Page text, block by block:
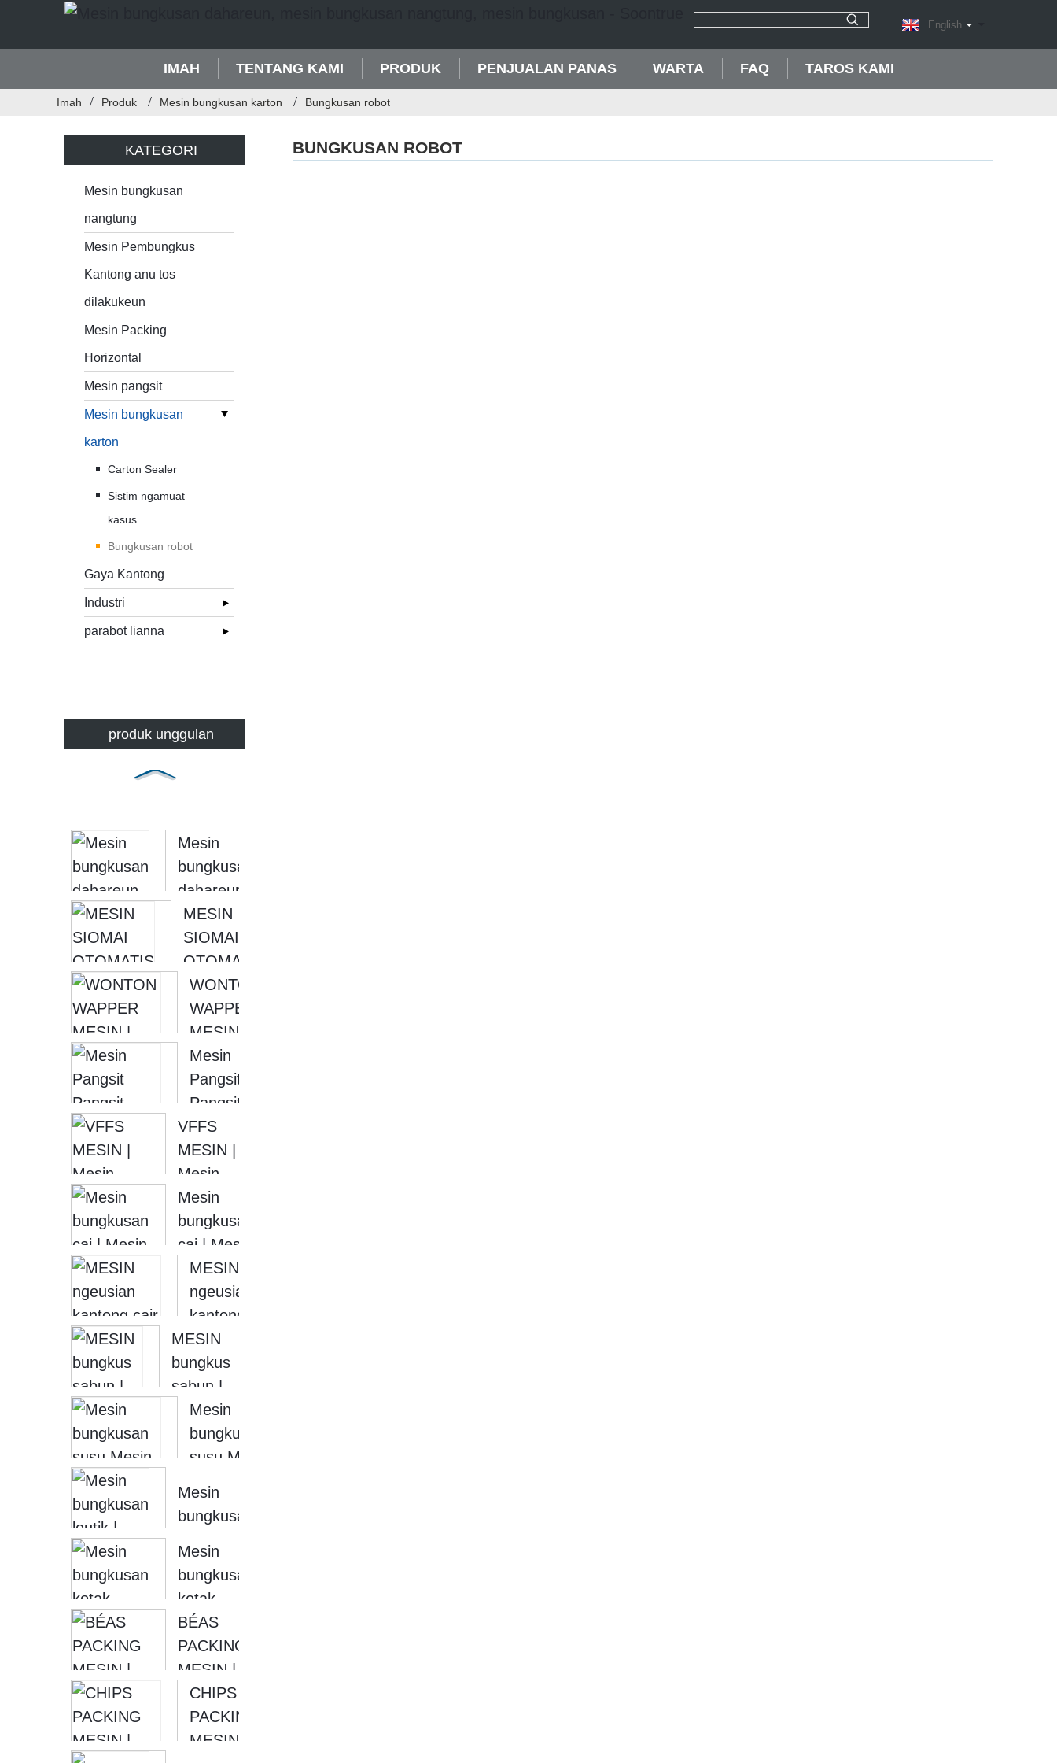
English
IMAH TENTANG KAMI PRODUK PENJUALAN PANAS WARTA FAQ TAROS KAMI
Imah Produk Mesin bungkusan karton Bungkusan robot
KATEGORI
Mesin bungkusan
nangtung
Mesin Pembungkus
Kantong anu tos
dilakukeun
Mesin Packing
Horizontal
Mesin pangsit
Mesin bungkusan
karton
Carton Sealer
Sistim ngamuat
kasus
Bungkusan robot
Gaya Kantong
Industri
parabot lianna
produk unggulan
Mesin
bungkusan
dahareun
beku |
Bungkus
pangsit
MA...
MESIN
SIOMAI
OTOMATIS
| SIOMAI
WRAPPER
MAC...
WONTON
WAPPER
MESIN |
MESIN
PEMBUAT
WONTON
[
GEURA...
Mesin
Pangsit
Pangsit
Wangun
Rok
Renda [
...
VFFS
MESIN |
Mesin
bungkusan
dahareun
Mesin
bungkusan
cai | Mesin
bungkusan
cair geura-
giru
MESIN
ngeusian
kantong
cair |
MESIN
ngeusian
cai...
MESIN
bungkus
sabun |
MESIN
PACKING
HORIZONTAL
Mesin
bungkusan
susu Mesin
SOONTRUE
Mesin
bungkusan
PACKING
KAdaharan
Mesin
bungkusan
kotak
otomatis |
CARTON
PACKING
MESIN
BÉAS
PACKING
MESIN |
Mesin
bungkusan
vakum
CHIPS
PACKING
MESIN |
BUNGKUSAN ROBOT